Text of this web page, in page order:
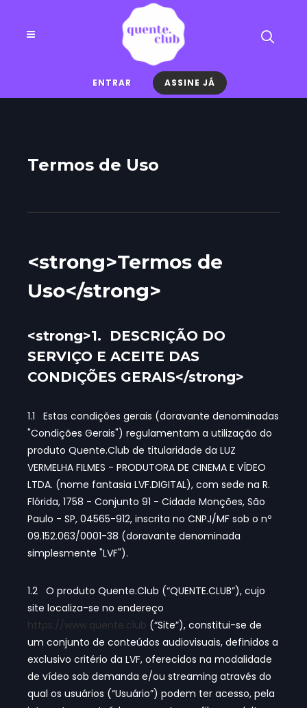
ENTRAR ASSINE JÁ
Termos de Uso
<strong>Termos de
Uso</strong>
<strong>1. DESCRIÇÃO DO
SERVIÇO E ACEITE DAS
CONDIÇÕES GERAIS</strong>
1.1 Estas condições gerais (doravante denominadas
"Condições Gerais") regulamentam a utilização do
produto Quente.Club de titularidade da LUZ
VERMELHA FILMES - PRODUTORA DE CINEMA E VÍDEO
LTDA. (nome fantasia LVF.DIGITAL), com sede na R.
Flórida, 1758 - Conjunto 91 - Cidade Monções, São
Paulo - SP, 04565-912, inscrita no CNPJ/MF sob o nº
09.152.063/0001-38 (doravante denominada
simplesmente "LVF").
1.2 O produto Quente.Club (“QUENTE.CLUB”), cujo
site localiza-se no endereço
https://www.quente.club (“Site”), constitui-se de
um conjunto de conteúdos audiovisuais, definidos a
exclusivo critério da LVF, oferecidos na modalidade
de vídeo sob demanda e/ou streaming através do
qual os usuários (“Usuário”) podem ter acesso, pela